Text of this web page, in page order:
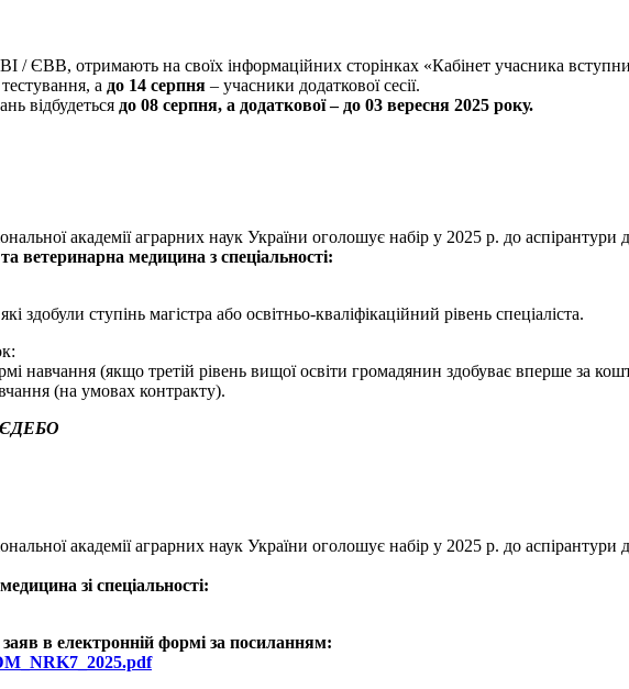
/ ЄВВ, отримають на своїх інформаційних сторінках «Кабінет учасника
а до 14 серпня – учасники додаткової сесії.
відбудеться до 08 серпня, а додаткової – до 03 вересня 2025 року.
академії аграрних наук України оголошує набір у 2025 р. до аспірантури
ветеринарна медицина з спеціальності:
ступінь магістра або освітньо-кваліфікаційний рівень спеціаліста.
навчання (якщо третій рівень вищої освіти громадянин здобуває вперше за
(на умовах контракту).
ЄДЕБО
академії аграрних наук України оголошує набір у 2025 р. до аспірантури
зі спеціальності:
в електронній формі за посиланням: